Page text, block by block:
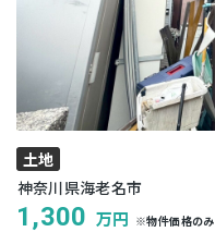
土地
神奈川県海老名市
1,300 万円 ※物件価格のみ